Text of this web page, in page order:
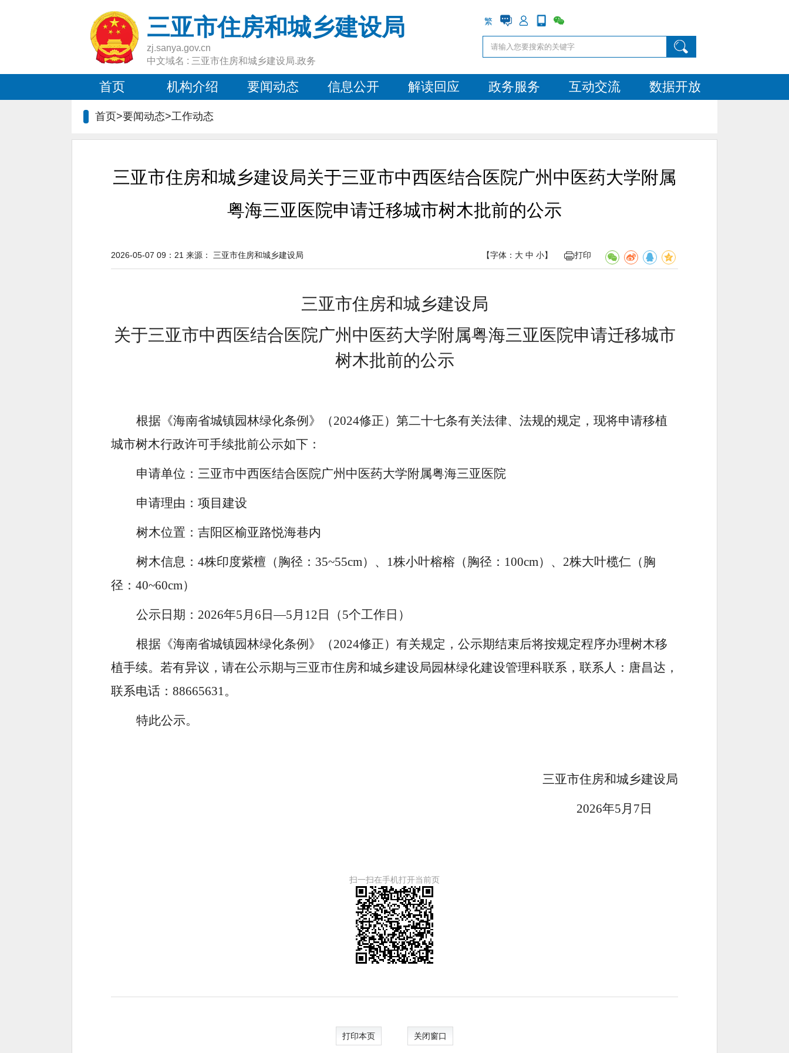
三亚市住房和城乡建设局
zj.sanya.gov.cn
中文域名 : 三亚市住房和城乡建设局.政务
繁
首页 机构介绍 要闻动态 信息公开 解读回应 政务服务 互动交流 数据开放
首页>要闻动态>工作动态
三亚市住房和城乡建设局关于三亚市中西医结合医院广州中医药大学附属
粤海三亚医院申请迁移城市树木批前的公示
【字体： 大 中 小】 打印
2026-05-07 09：21 来源： 三亚市住房和城乡建设局
三亚市住房和城乡建设局
关于三亚市中西医结合医院广州中医药大学附属粤海三亚医院申请迁移城市
树木批前的公示
根据《海南省城镇园林绿化条例》（2024修正）第二十七条有关法律、法规的规定，现将申请移植
城市树木行政许可手续批前公示如下：
申请单位：三亚市中西医结合医院广州中医药大学附属粤海三亚医院
申请理由： 项目建设
树木位置： 吉阳区榆亚路悦海巷内
树木信息： 4株印度紫檀（胸径： 35~55cm） 、 1株小叶榕榕（胸径： 100cm）、 2株大叶榄仁（胸
径： 40~60cm）
公示日期： 2026年5月 6 日—5月 12 日（5个工作日）
根据《海南省城镇园林绿化条例》（2024修正）有关规定，公示期结束后将按规定程序办理树木移
植手续。若有异议，请在公示期与三亚市住房和城乡建设局园林绿化建设管理科联系，联系人：唐昌达，
联系电话： 88665631。
特此公示。
三亚市住房和城乡建设局
2026年5月 7 日
扫一扫在手机打开当前页
打印本页 关闭窗口